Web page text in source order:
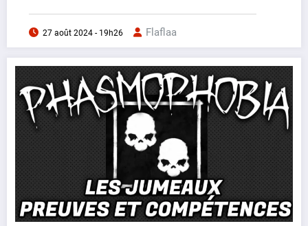
27 août 2024 - 19h26 Flaflaa